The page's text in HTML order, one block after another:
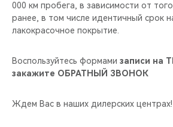
000 км пробега, в зависимости от
ранее, в том числе идентичный срок
лакокрасочное покрытие.
Воспользуйтесь формами записи на
закажите ОБРАТНЫЙ ЗВОНОК
Ждем Вас в наших дилерских центрах!